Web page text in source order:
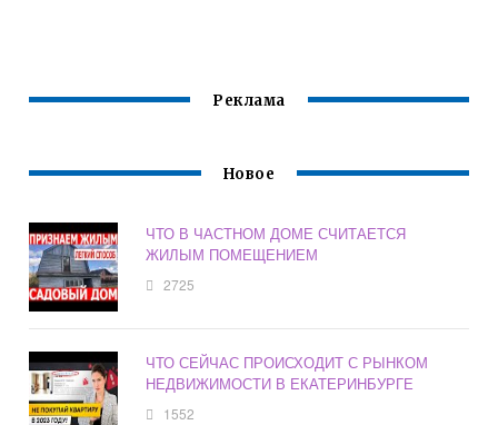
Реклама
Новое
ЧТО В ЧАСТНОМ ДОМЕ СЧИТАЕТСЯ
ЖИЛЫМ ПОМЕЩЕНИЕМ
2725
ЧТО СЕЙЧАС ПРОИСХОДИТ С РЫНКОМ
НЕДВИЖИМОСТИ В ЕКАТЕРИНБУРГЕ
1552